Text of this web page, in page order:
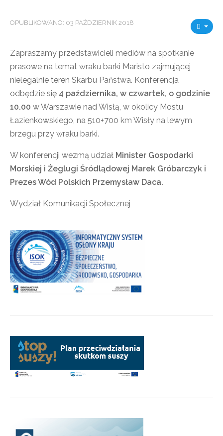
OPUBLIKOWANO: 03 PAŹDZIERNIK 2018
Zapraszamy przedstawicieli mediów na spotkanie
prasowe na temat wraku barki Maristo zajmującej
nielegalnie teren Skarbu Państwa. Konferencja
odbędzie się 4 października, w czwartek, o godzinie
10.00 w Warszawie nad Wisłą, w okolicy Mostu
Łazienkowskiego, na 510+700 km Wisły na lewym
brzegu przy wraku barki.
W konferencji wezmą udział Minister Gospodarki
Morskiej i Żeglugi Śródlądowej Marek Gróbarczyk i
Prezes Wód Polskich Przemysław Daca.
Wydział Komunikacji Społecznej